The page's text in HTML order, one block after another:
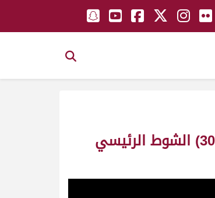
ش14 غزلان لـ سلطان خليفة بن زاهره الخييلي (مهرجان سمو الأمير المفدى 30/3/2003) الشوط الرئيسي